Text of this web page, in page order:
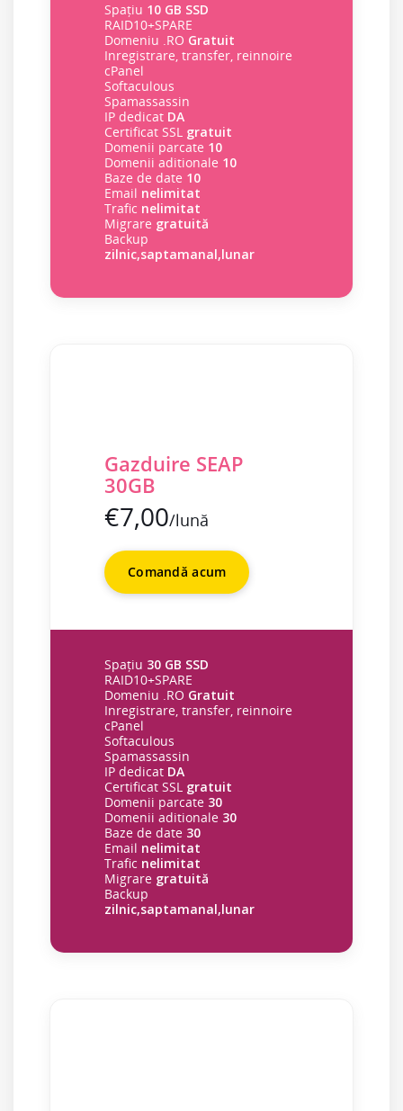
Spațiu 10 GB SSD
RAID10+SPARE
Domeniu .RO Gratuit
Inregistrare, transfer, reinnoire
cPanel
Softaculous
Spamassassin
IP dedicat DA
Certificat SSL gratuit
Domenii parcate 10
Domenii aditionale 10
Baze de date 10
Email nelimitat
Trafic nelimitat
Migrare gratuită
Backup
zilnic,saptamanal,lunar
Gazduire SEAP
30GB
€7,00/lună
Comandă acum
Spațiu 30 GB SSD
RAID10+SPARE
Domeniu .RO Gratuit
Inregistrare, transfer, reinnoire
cPanel
Softaculous
Spamassassin
IP dedicat DA
Certificat SSL gratuit
Domenii parcate 30
Domenii aditionale 30
Baze de date 30
Email nelimitat
Trafic nelimitat
Migrare gratuită
Backup
zilnic,saptamanal,lunar